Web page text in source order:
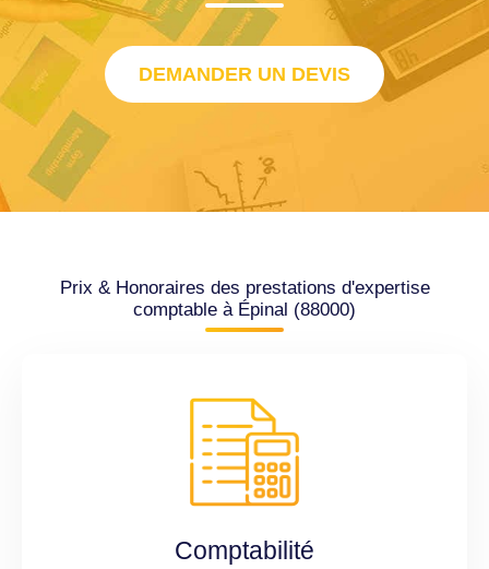
DEMANDER UN DEVIS
Prix & Honoraires des prestations d'expertise
comptable à Épinal (88000)
Comptabilité